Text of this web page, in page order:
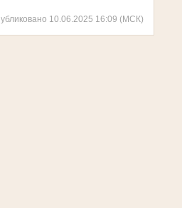
10.06.2025 16:09 (МСК)